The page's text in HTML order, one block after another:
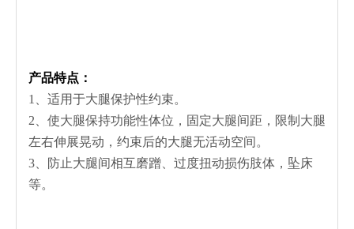
产品特点：
1、适用于大腿保护性约束。
2、使大腿保持功能性体位，固定大腿间距，限制大腿
左右伸展晃动，约束后的大腿无活动空间。
3、防止大腿间相互磨蹭、过度扭动损伤肢体，坠床
等。